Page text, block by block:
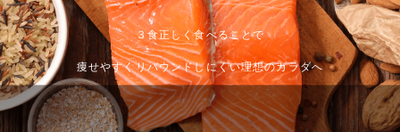
３食正しく食べることで
痩せやすくリバウンドしにくい理想のカラダへ